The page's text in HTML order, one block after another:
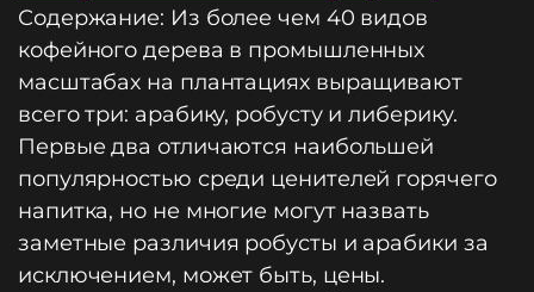
Содержание: Из более чем 40 видов
кофейного дерева в промышленных
масштабах на плантациях выращивают
всего три: арабику, робусту и либерику.
Первые два отличаются наибольшей
популярностью среди ценителей горячего
напитка, но не многие могут назвать
заметные различия робусты и арабики за
исключением, может быть, цены.